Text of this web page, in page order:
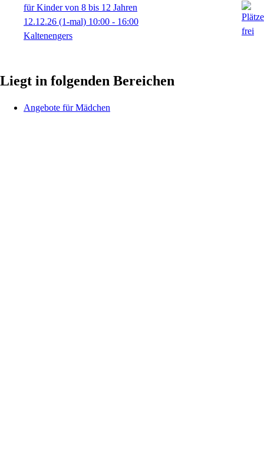
für Kinder von 8 bis 12 Jahren
12.12.26 (1-mal) 10:00 - 16:00
Kaltenengers
Liegt in folgenden Bereichen
Angebote für Mädchen